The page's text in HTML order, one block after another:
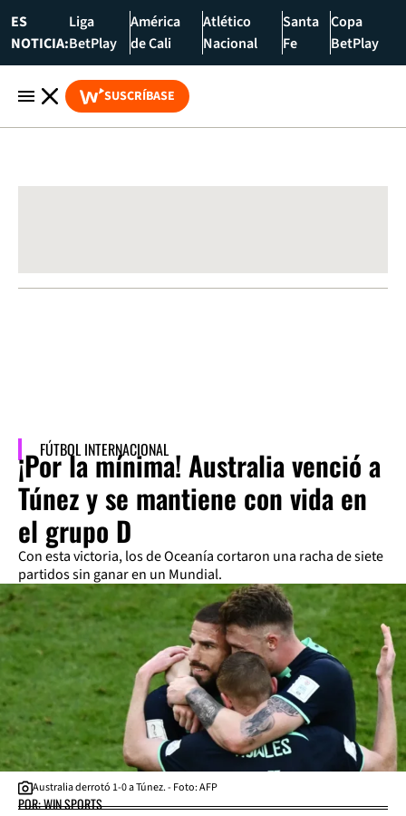
ES
NOTICIA:
Liga
BetPlay
América
de Cali
Atlético
Nacional
Santa
Fe
Copa
BetPlay
SUSCRÍBASE
FÚTBOL INTERNACIONAL
¡Por la mínima! Australia venció a
Túnez y se mantiene con vida en
el grupo D
Con esta victoria, los de Oceanía cortaron una racha de siete
partidos sin ganar en un Mundial.
Australia derrotó 1-0 a Túnez. - Foto: AFP
POR: WIN SPORTS